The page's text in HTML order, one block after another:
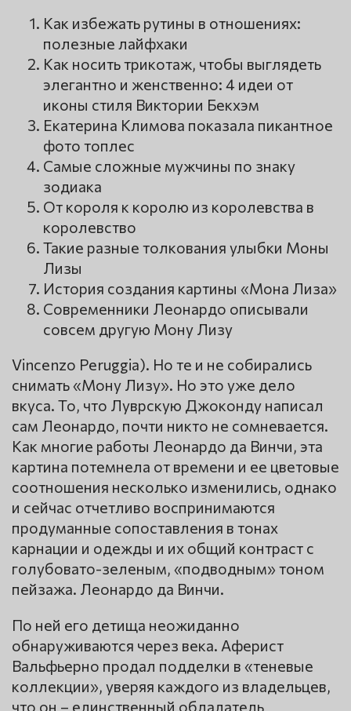
Как избежать рутины в отношениях:
полезные лайфхаки
Как носить трикотаж, чтобы выглядеть
элегантно и женственно: 4 идеи от
иконы стиля Виктории Бекхэм
Екатерина Климова показала пикантное
фото топлес
Самые сложные мужчины по знаку
зодиака
От короля к королю из королевства в
королевство
Такие разные толкования улыбки Моны
Лизы
История создания картины «Мона Лиза»
Современники Леонардо описывали
совсем другую Мону Лизу
Vincenzo Peruggia). Но те и не собирались
снимать «Мону Лизу». Но это уже дело
вкуса. То, что Луврскую Джоконду написал
сам Леонардо, почти никто не сомневается.
Как многие работы Леонардо да Винчи, эта
картина потемнела от времени и ее цветовые
соотношения несколько изменились, однако
и сейчас отчетливо воспринимаются
продуманные сопоставления в тонах
карнации и одежды и их общий контраст с
голубовато-зеленым, «подводным» тоном
пейзажа. Леонардо да Винчи.
По ней его детища неожиданно
обнаруживаются через века. Аферист
Вальфьерно продал подделки в «теневые
коллекции», уверяя каждого из владельцев,
что он – единственный обладатель